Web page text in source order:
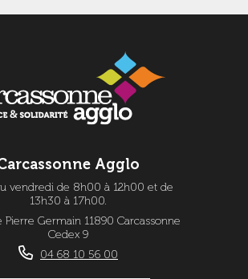
Agglo
vendredi de 8h00 à 12h00 et de
13h30 à 17h00.
Pierre Germain 11890 Carcassonne
Cedex 9
04 68 10 56 00